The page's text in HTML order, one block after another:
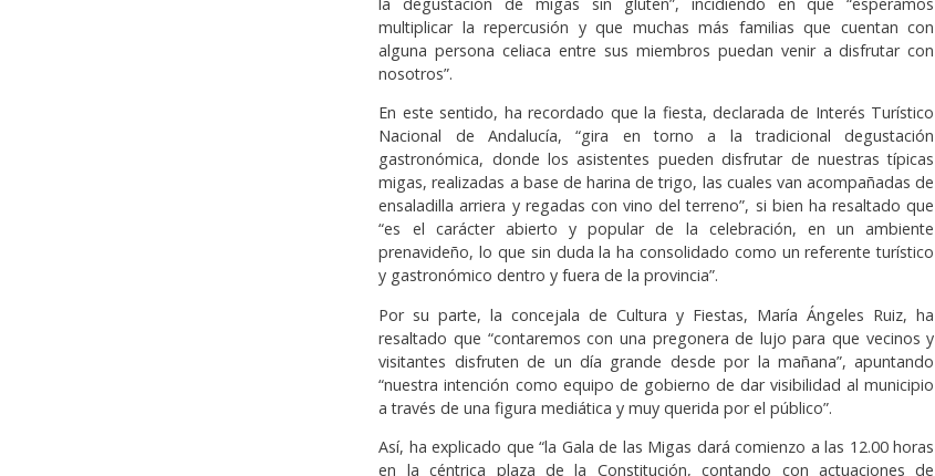
multiplicar la repercusión y que muchas más familias que cuentan con
alguna persona celiaca entre sus miembros puedan venir a disfrutar con
nosotros”.
En este sentido, ha recordado que la fiesta, declarada de Interés Turístico
Nacional de Andalucía, “gira en torno a la tradicional degustación
gastronómica, donde los asistentes pueden disfrutar de nuestras típicas
migas, realizadas a base de harina de trigo, las cuales van acompañadas de
ensaladilla arriera y regadas con vino del terreno”, si bien ha resaltado que
“es el carácter abierto y popular de la celebración, en un ambiente
prenavideño, lo que sin duda la ha consolidado como un referente turístico
y gastronómico dentro y fuera de la provincia”.
Por su parte, la concejala de Cultura y Fiestas, María Ángeles Ruiz, ha
resaltado que “contaremos con una pregonera de lujo para que vecinos y
visitantes disfruten de un día grande desde por la mañana”, apuntando
“nuestra intención como equipo de gobierno de dar visibilidad al municipio
a través de una figura mediática y muy querida por el público”.
Así, ha explicado que “la Gala de las Migas dará comienzo a las 12.00 horas
en la céntrica plaza de la Constitución, contando con actuaciones de